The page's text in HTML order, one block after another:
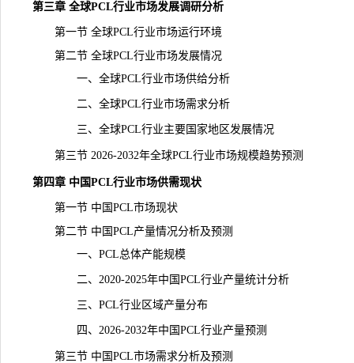
第三章 全球PCL行业市场发展调研分析
第一节 全球PCL行业市场运行环境
第二节 全球PCL行业市场发展情况
一、全球PCL行业市场供给分析
二、全球PCL行业市场需求分析
三、全球PCL行业主要国家地区发展情况
第三节 2026-2032年全球PCL行业市场规模趋势预测
第四章 中国PCL行业市场供需现状
第一节 中国PCL市场现状
第二节 中国PCL产量情况分析及预测
一、PCL总体产能规模
二、2020-2025年中国PCL行业产量统计分析
三、PCL行业区域产量分布
四、2026-2032年中国PCL行业产量预测
第三节 中国PCL市场需求分析及预测